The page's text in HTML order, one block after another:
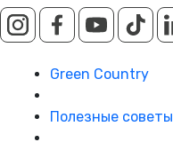
Green Country
Полезные советы